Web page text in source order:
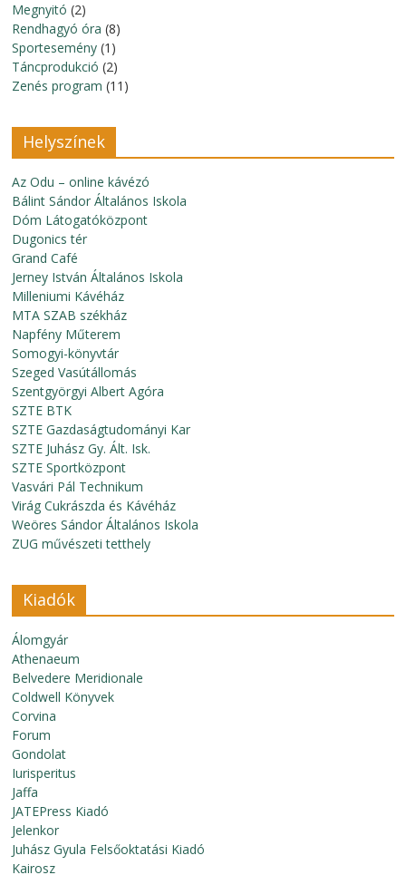
Megnyitó (2)
Rendhagyó óra (8)
Sportesemény (1)
Táncprodukció (2)
Zenés program (11)
Helyszínek
Az Odu – online kávézó
Bálint Sándor Általános Iskola
Dóm Látogatóközpont
Dugonics tér
Grand Café
Jerney István Általános Iskola
Milleniumi Kávéház
MTA SZAB székház
Napfény Műterem
Somogyi-könyvtár
Szeged Vasútállomás
Szentgyörgyi Albert Agóra
SZTE BTK
SZTE Gazdaságtudományi Kar
SZTE Juhász Gy. Ált. Isk.
SZTE Sportközpont
Vasvári Pál Technikum
Virág Cukrászda és Kávéház
Weöres Sándor Általános Iskola
ZUG művészeti tetthely
Kiadók
Álomgyár
Athenaeum
Belvedere Meridionale
Coldwell Könyvek
Corvina
Forum
Gondolat
Iurisperitus
Jaffa
JATEPress Kiadó
Jelenkor
Juhász Gyula Felsőoktatási Kiadó
Kairosz